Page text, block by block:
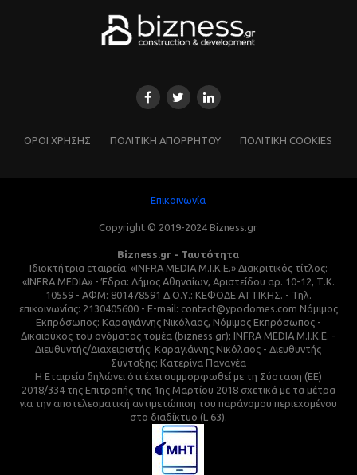
ΌΡΟΙ ΧΡΗΣΗΣ ΠΟΛΙΤΙΚΗ ΑΠΟΡΡΗΤΟΥ ΠΟΛΙΤΙΚΗ COOKIES
Επικοινωνία
Copyright © 2019-2024 Bizness.gr
Bizness.gr - Ταυτότητα
Ιδιοκτήτρια εταιρεία: «INFRA MEDIA M.I.K.E.» Διακριτικός τίτλος:
«INFRA MEDIA» - Έδρα: Δήμος Αθηναίων, Αριστείδου αρ. 10-12, Τ.Κ.
10559 - ΑΦΜ: 801478591 Δ.Ο.Υ.: ΚΕΦΟΔΕ ΑΤΤΙΚΗΣ. - Τηλ.
επικοινωνίας: 2130405600 - E-mail: contact@ypodomes.com Νόμιμος
Εκπρόσωπος: Καραγιάννης Νικόλαος, Νόμιμος Εκπρόσωπος -
Δικαιούχος του ονόματος τομέα (bizness.gr): INFRA MEDIA M.I.K.E. -
Διευθυντής/Διαχειριστής: Καραγιάννης Νικόλαος - Διευθυντής
Σύνταξης: Κατερίνα Παναγέα
Η Εταιρεία δηλώνει ότι έχει συμμορφωθεί με τη Σύσταση (ΕΕ)
2018/334 της Επιτροπής της 1ης Μαρτίου 2018 σχετικά με τα μέτρα
για την αποτελεσματική αντιμετώπιση του παράνομου περιεχομένου
στο διαδίκτυο (L 63).